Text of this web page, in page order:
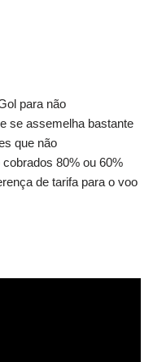
para não
se assemelha bastante
que não
80% ou 60%
de tarifa para o voo